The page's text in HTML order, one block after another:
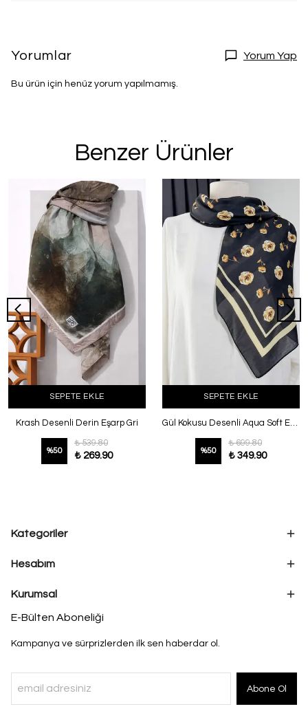
Yorumlar Yorum Yap
Bu ürün için henüz yorum yapılmamış.
Benzer Ürünler
SEPETE EKLE
Krash Desenli Derin Eşarp Gri
%50
₺ 539.80
₺ 269.90
SEPETE EKLE
Gül Kokusu Desenli Aqua Soft Eşarp Siyah
%50
₺ 699.80
₺ 349.90
Kategoriler
Hesabım
Kurumsal
E-Bülten Aboneliği
Kampanya ve sürprizlerden ilk sen haberdar ol.
Abone Ol